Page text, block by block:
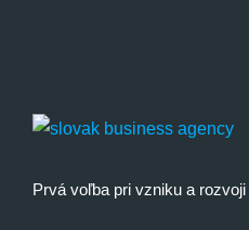
Prvá voľba pri vzniku a